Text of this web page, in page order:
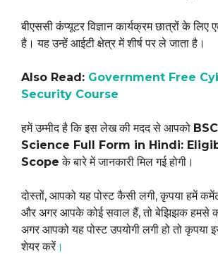
बीएससी कंप्यूटर विज्ञान कार्यक्रम छात्रों के लिए
है। यह उन्हें आईटी क्षेत्र में शीर्ष पर ले जाता है।
Also Read: Government Free
Security Course
हमें उम्मीद है कि इस लेख की मदद से आपको
Science Full Form in Hindi:
Scope के बारे में जानकारी मिल गई होगी।
दोस्तों, आपको यह पोस्ट कैसी लगी, कृपया हमें
और अगर आपके कोई सवाल हैं, तो बेझिझक हमसे
अगर आपको यह पोस्ट उपयोगी लगी हो तो कृपया
शेयर करें ।